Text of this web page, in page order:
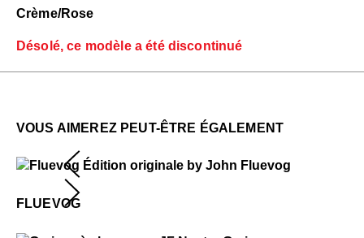
Crème/Rose
Désolé, ce modèle a été discontinué
VOUS AIMEREZ PEUT-ÊTRE ÉGALEMENT
Fluevog
FLUEVOG